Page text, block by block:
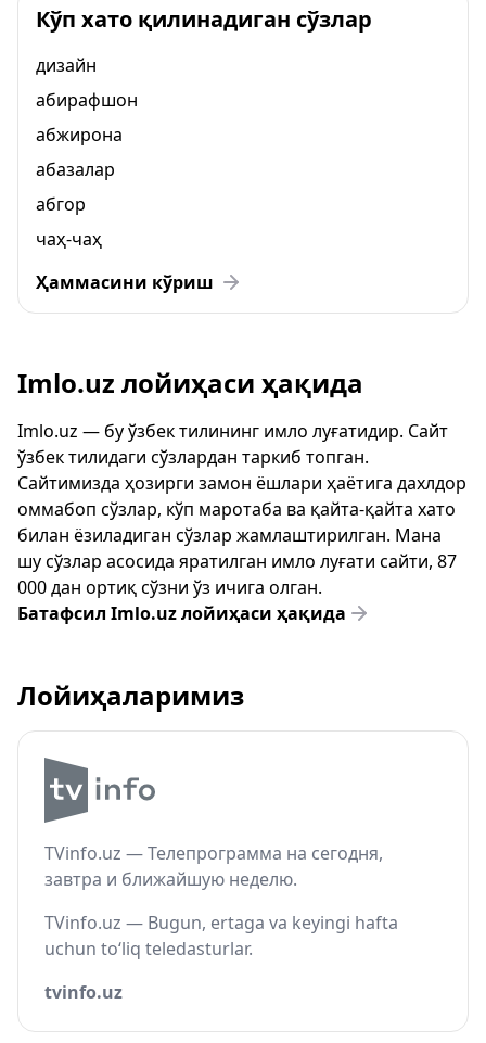
Кўп хато қилинадиган сўзлар
дизайн
абирафшон
абжирона
абазалар
абгор
чаҳ-чаҳ
Ҳаммасини кўриш
Imlo.uz лойиҳаси ҳақида
Imlo.uz — бу ўзбек тилининг имло луғатидир. Сайт
ўзбек тилидаги сўзлардан таркиб топган.
Сайтимизда ҳозирги замон ёшлари ҳаётига дахлдор
оммабоп сўзлар, кўп маротаба ва қайта-қайта хато
билан ёзиладиган сўзлар жамлаштирилган. Мана
шу сўзлар асосида яратилган имло луғати сайти, 87
000 дан ортиқ сўзни ўз ичига олган.
Батафсил Imlo.uz лойиҳаси ҳақида
Лойиҳаларимиз
TVinfo.uz — Телепрограмма на сегодня,
завтра и ближайшую неделю.
TVinfo.uz — Bugun, ertaga va keyingi hafta
uchun to‘liq teledasturlar.
tvinfo.uz